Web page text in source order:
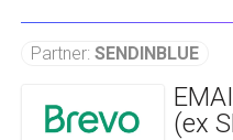
Partner: SENDINBLUE
(ex